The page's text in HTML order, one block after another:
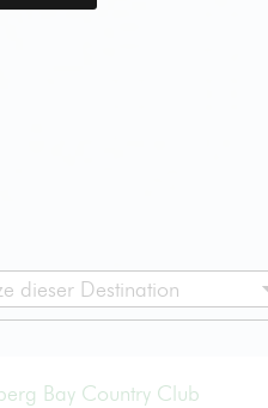
dieser Destination
Bay Country Club